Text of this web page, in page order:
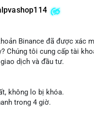
Binance đã được xác
Chúng tôi cung cấp tài
dịch và đầu tư.
không lo bị khóa.
trong 4 giờ.